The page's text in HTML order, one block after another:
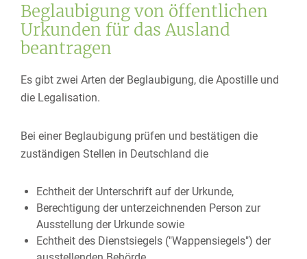
Beglaubigung von öffentlichen
Urkunden für das Ausland
beantragen
Es gibt zwei Arten der Beglaubigung, die Apostille und
die Legalisation.
Bei einer Beglaubigung prüfen und bestätigen die
zuständigen Stellen in Deutschland die
Echtheit der Unterschrift auf der Urkunde,
Berechtigung der unterzeichnenden Person zur
Ausstellung der Urkunde sowie
Echtheit des Dienstsiegels ("Wappensiegels") der